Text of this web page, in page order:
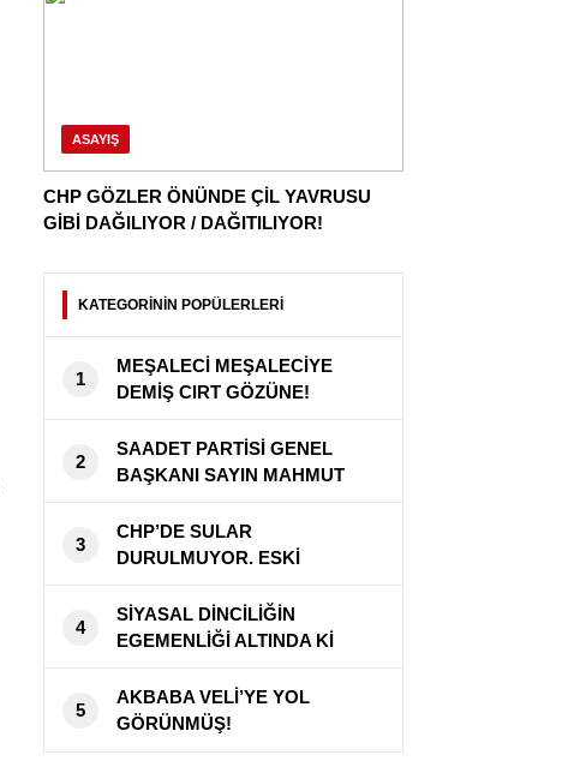
ASAYIŞ
CHP GÖZLER ÖNÜNDE ÇİL YAVRUSU
GİBİ DAĞILIYOR / DAĞITILIYOR!
KATEGORİNİN POPÜLERLERİ
1
MEŞALECİ MEŞALECİYE
DEMİŞ CIRT GÖZÜNE!
2
SAADET PARTİSİ GENEL
BAŞKANI SAYIN MAHMUT
ARIKAN ” BU ÜLKE SAHİPSİZ
DEĞİL ”
3
CHP’DE SULAR
DURULMUYOR. ESKİ
DELEGELERDEN CHP
KURULTAY’INA BİR KEZ DAHA
İPTAL DAVASI!
4
SİYASAL DİNCİLİĞİN
EGEMENLİĞİ ALTINDA Kİ
ÜLKENİN SAĞLIK MÜDÜRÜNE
VARINCAYA KADAR HIRSIZ!
5
AKBABA VELİ’YE YOL
GÖRÜNMÜŞ!